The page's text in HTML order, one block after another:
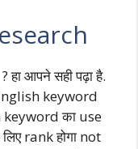
हा आपने सही पढ़ा है.
keyword
का use
rank होगा not